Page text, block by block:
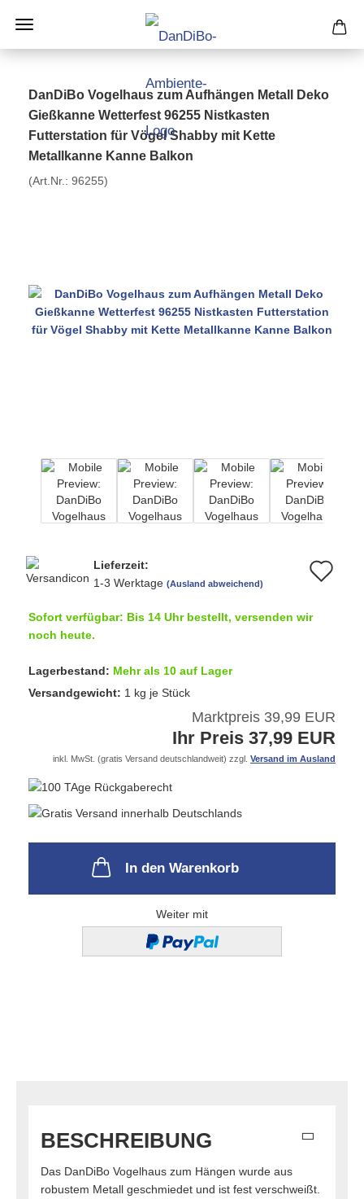
DanDiBo Vogelhaus zum Aufhängen Metall Deko
Gießkanne Wetterfest 96255 Nistkasten
Futterstation für Vögel Shabby mit Kette
Metallkanne Kanne Balkon
(Art.Nr.: 96255)
Lieferzeit:
1-3 Werktage (Ausland abweichend)
Sofort verfügbar: Bis 14 Uhr bestellt, versenden wir
noch heute.
Lagerbestand: Mehr als 10 auf Lager
Versandgewicht: 1 kg je Stück
Marktpreis 39,99 EUR
Ihr Preis 37,99 EUR
inkl. MwSt. (gratis Versand deutschlandweit) zzgl. Versand im Ausland
In den Warenkorb
Weiter mit
BESCHREIBUNG
Das DanDiBo Vogelhaus zum Hängen wurde aus
robustem Metall geschmiedet und ist fest verschweißt.